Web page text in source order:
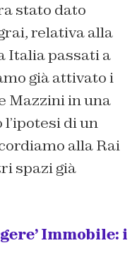
stato dato
relativa alla
Italia passati a
già attivato i
Mazzini in una
di un
alla Rai
spazi già
Immobile: i